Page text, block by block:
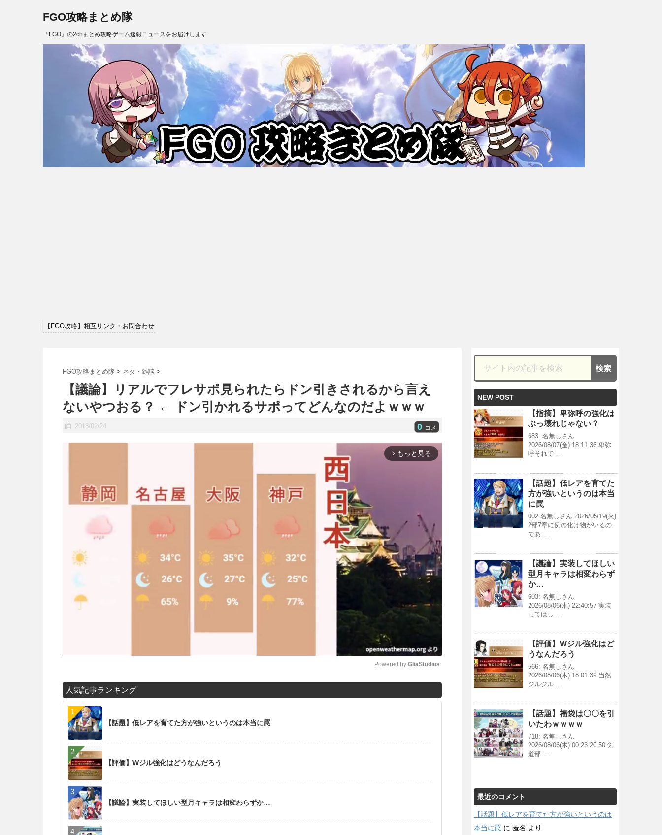
FGO攻略まとめ隊
『FGO』の2chまとめ攻略ゲーム速報ニュースをお届けします
【FGO攻略】相互リンク・お問合わせ
FGO攻略まとめ隊 > ネタ・雑談 >
【議論】リアルでフレサポ見られたらドン引きされるから言え
ないやつおる？ ← ドン引かれるサポってどんなのだよｗｗｗ
2018/02/24 0 コメ
arrow_forward_ios もっと見る
Powered by GliaStudios
人気記事ランキング
【話題】低レアを育てた方が強いというのは本当に罠
【評価】Wジル強化はどうなんだろう
【議論】実装してほしい型月キャラは相変わらずか…
NEW POST
【指摘】卑弥呼の強化は
ぶっ壊れじゃない？
683: 名無しさん
2026/08/07(金) 18:11:36 卑弥
呼それで …
【話題】低レアを育てた
方が強いというのは本当
に罠
002 名無しさん 2026/05/19(火)
2部7章に例の化け物がいるの
であ …
【議論】実装してほしい
型月キャラは相変わらず
か…
603: 名無しさん
2026/08/06(木) 22:40:57 実装
してほし …
【評価】Wジル強化はど
うなんだろう
566: 名無しさん
2026/08/06(木) 18:01:39 当然
ジルジル …
【話題】福袋は〇〇を引
いたわｗｗｗｗ
718: 名無しさん
2026/08/06(木) 00:23:20.50 剣
道部 …
最近のコメント
【話題】低レアを育てた方が強いというのは
本当に罠 に 匿名 より